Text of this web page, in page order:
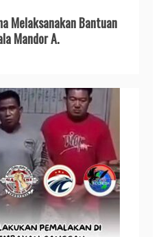
Melaksanakan Bantuan
Mandor A.